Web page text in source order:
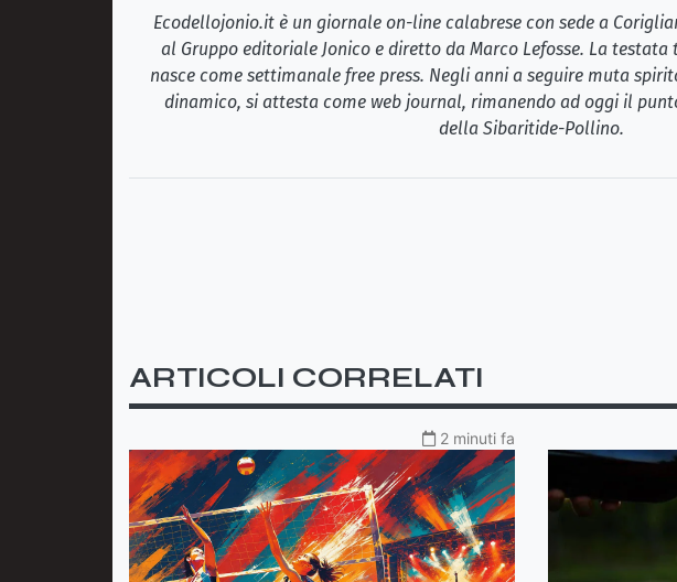
Ecodellojonio.it è un giornale on-line calabrese con sede a
al Gruppo editoriale Jonico e diretto da Marco Lefosse. La testata
nasce come settimanale free press. Negli anni a seguire muta
dinamico, si attesta come web journal, rimanendo ad oggi il
della Sibaritide-Pollino.
ARTICOLI CORRELATI
2 minuti fa